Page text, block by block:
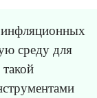
среду для